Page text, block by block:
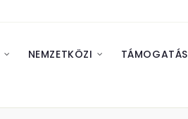
NEMZETKÖZI TÁMOGATÁS